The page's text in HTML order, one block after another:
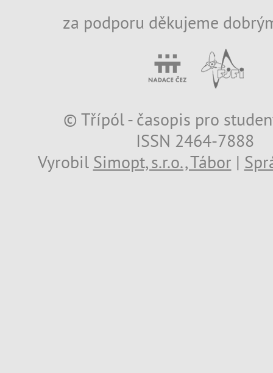
za podporu děkujeme
© Třípól - časopis pro
ISSN 2464-7888
Vyrobil Simopt, s.r.o., Tábor |